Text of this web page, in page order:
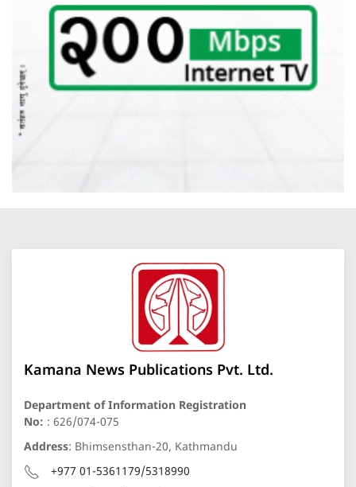
Kamana News Publications Pvt. Ltd.
Department of Information Registration
No: : 626/074-075
Address: Bhimsensthan-20, Kathmandu
+977 01-5361179/5318990